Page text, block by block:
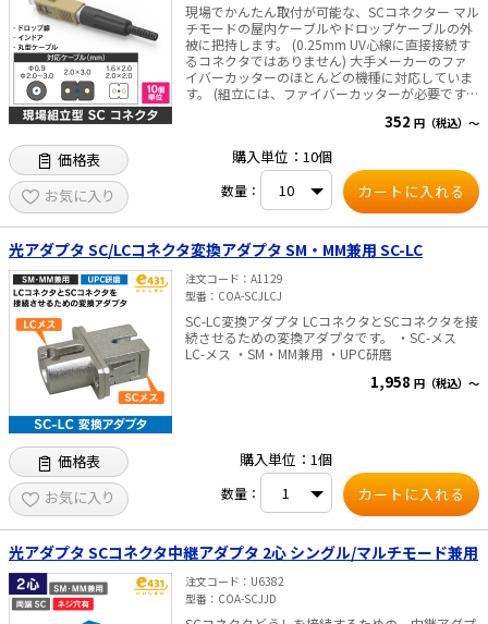
現場でかんたん取付が可能な、SCコネクター マル
チモードの屋内ケーブルやドロップケーブルの外
被に把持します。 (0.25mm UV心線に直接接続す
るコネクタではありません) 大手メーカーのファ
イバーカッターのほとんどの機種に対応していま
す。 (組立には、ファイバーカッターが必要です)
定具 (コネクタ10個につき1個) ・ワイパー (コ
ネクタ10個につき10枚) ・日本語説明書
352 円（税込）～
価格表
お気に入り
購入単位：10個
数量：
光アダプタ SC/LCコネクタ変換アダプタ SM・MM兼用 SC-LC
注文コード
A1129
型番
COA-SCJLCJ
SC-LC変換アダプタ LCコネクタとSCコネクタを接
続させるための変換アダプタです。 ・SC-メス
LC-メス ・SM・MM兼用 ・UPC研磨
1,958 円（税込）～
価格表
お気に入り
購入単位：1個
数量：
光アダプタ SCコネクタ中継アダプタ 2心 シングル/マルチモード兼用
注文コード
U6382
型番
COA-SCJJD